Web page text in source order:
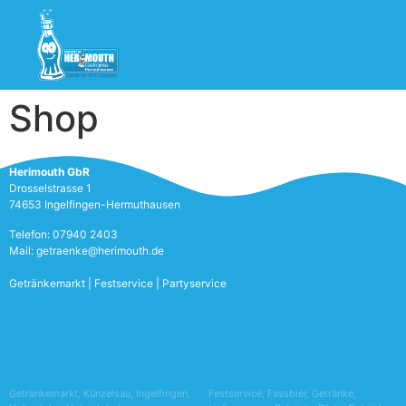
Shop
Herimouth GbR
Drosselstrasse 1
74653 Ingelfingen-Hermuthausen
Telefon: 07940 2403
Mail: getraenke@herimouth.de
Getränkemarkt | Festservice | Partyservice
Getränkemarkt, Künzelsau, Ingelfingen,
Festservice, Fassbier, Getränke,